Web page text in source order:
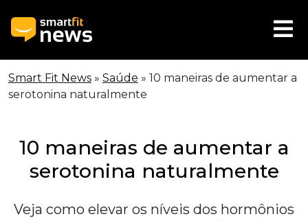
Smart Fit News » Saúde » 10 maneiras de aumentar a
serotonina naturalmente
10 maneiras de aumentar a
serotonina naturalmente
Veja como elevar os níveis dos hormônios